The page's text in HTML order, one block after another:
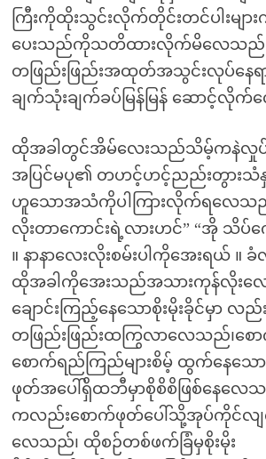
ကြီးကိုထိုးသွင်းလိုက်တိုင်းတင်ပါးမျာ
ပေးသည်ကိုသတိထားလိုက်မိလေသည်
တဖြည်းဖြည်းအထုတ်အသွင်းလုပ်နေ
ချက်သုံးချက်ခပ်မြန်မြန် ဆောင့်လို
ထိုအခါတွင်အိမ်လေးသည်သိမ့်ကနဲလှု
အပြင်မပု၏ တဟင့်ဟင့်ညည်းတွား
ဟူသောအသံကိုပါကြားလိုက်ရလေသည်
လိုးတာကောင်းရဲ့လားဟင်” “အို သိပ်က
။ နာနာလေးလိုးစမ်းပါကိုအေးရယ် ။
ထိုအခါကိုအေးသည်အသားကုန်လိုးလ
ချောင်းကြည့်နေသောစိုးမိုးခိုင်မှာ လည်
တဖြည်းဖြည်းထကြွလာလေသည်၊စ
စောက်ရည်ကြည်များစိမ့် ထွက်နေသော
ဖုတ်အပေါ်ရှိထဘီမှာစိုစိစိဖြစ်နေလ
ကလည်းစောက်ဖုတ်ပေါ်သို့အုပ်ကိုင်လ
လေသည်၊ ထိုစဉ်တစ်ဖက်ခြံမှစိုးမိုး